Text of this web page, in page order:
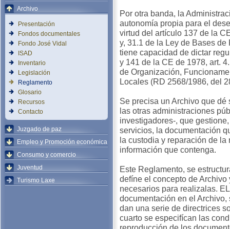
Archivo
Presentación
Fondos documentales
Fondo José Vidal
ISAD
Inventario
Legislación
Reglamento
Glosario
Recursos
Contacto
Juzgado de paz
Empleo y Promoción económica
Consumo y comercio
Juventud
Turismo Laxe
Por otra banda, la
autonomía propia para el
virtud del artículo 137 de la
y, 31.1 de la Ley de Bases
tiene capacidad de dictar
y 141 de la CE de 1978, art.
de Organización,
Locales (RD 2568/1986, del
Se precisa un Archivo que
las otras administraciones
investigadores-, que
servicios, la documentación
la custodia y reparación de
información que contenga.
Este Reglamento, se
defíne el concepto de
necesarios para realizalas.
documentación en el
dan una serie de directrices
cuarto se especifícan las